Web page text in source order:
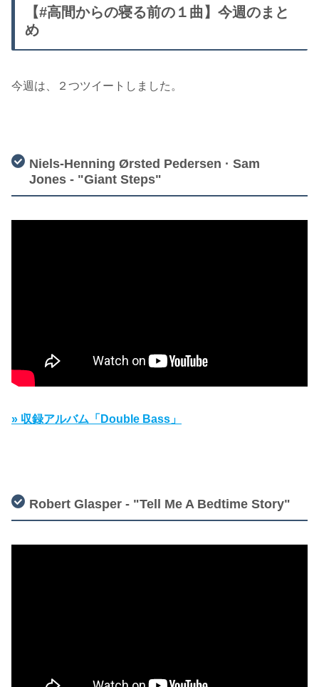
【#高間からの寝る前の１曲】今週のまと
め
今週は、２つツイートしました。
Niels-Henning Ørsted Pedersen · Sam
Jones - "Giant Steps"
» 収録アルバム「Double Bass」
Robert Glasper - "Tell Me A Bedtime Story"